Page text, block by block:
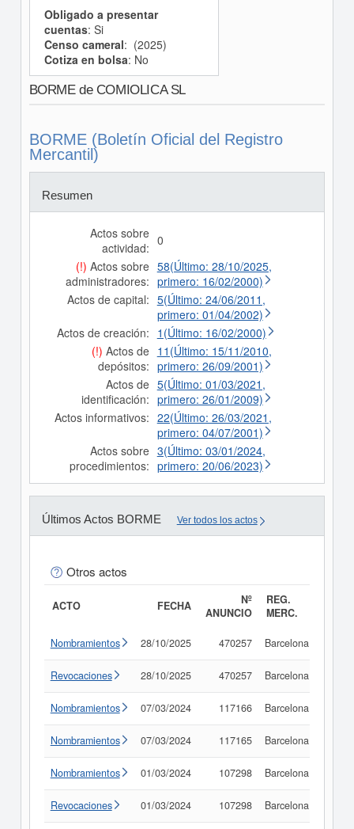
Obligado a presentar
cuentas: Si
Censo cameral: (2025)
Cotiza en bolsa: No
BORME de COMIOLICA SL
BORME (Boletín Oficial del Registro
Mercantil)
Resumen
Actos sobre
actividad: 0
(!) Actos sobre
administradores:
58(Último: 28/10/2025,
primero: 16/02/2000)
Actos de capital: 5(Último: 24/06/2011,
primero: 01/04/2002)
Actos de creación: 1(Último: 16/02/2000)
(!) Actos de
depósitos:
11(Último: 15/11/2010,
primero: 26/09/2001)
Actos de
identificación:
5(Último: 01/03/2021,
primero: 26/01/2009)
Actos informativos: 22(Último: 26/03/2021,
primero: 04/07/2001)
Actos sobre
procedimientos:
3(Último: 03/01/2024,
primero: 20/06/2023)
Últimos Actos BORME Ver todos los actos
Otros actos
ACTO FECHA
Nº
ANUNCIO
REG.
MERC.
Nombramientos 28/10/2025 470257 Barcelona
Revocaciones 28/10/2025 470257 Barcelona
Nombramientos 07/03/2024 117166 Barcelona
Nombramientos 07/03/2024 117165 Barcelona
Nombramientos 01/03/2024 107298 Barcelona
Revocaciones 01/03/2024 107298 Barcelona